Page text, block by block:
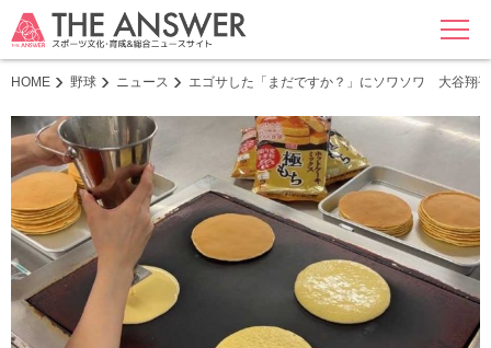
MENU
HOME 野球 ニュース エゴサした「まだですか？」にソワソワ 大谷翔